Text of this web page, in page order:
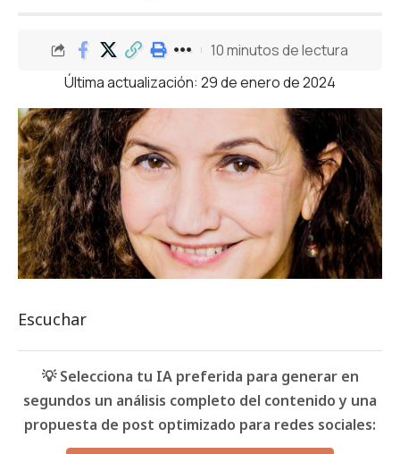
Última actualización: 29 de enero de 2024
10 minutos de lectura
Escuchar
💡 Selecciona tu IA preferida para generar en
segundos un análisis completo del contenido y una
propuesta de post optimizado para redes sociales: